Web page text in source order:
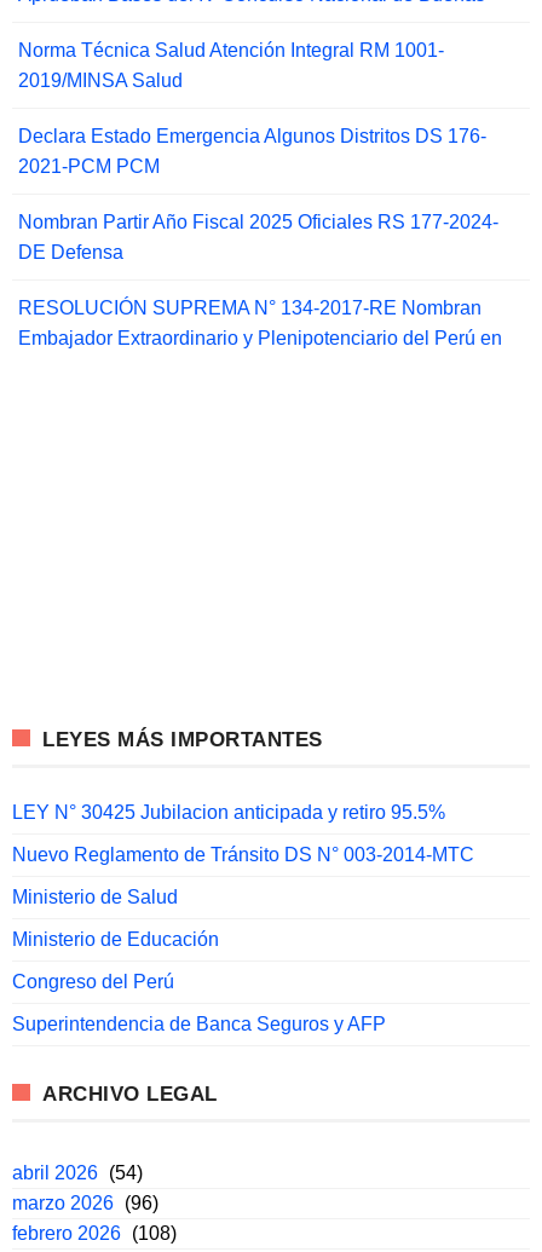
Norma Técnica Salud Atención Integral RM 1001-
2019/MINSA Salud
Declara Estado Emergencia Algunos Distritos DS 176-
2021-PCM PCM
Nombran Partir Año Fiscal 2025 Oficiales RS 177-2024-
DE Defensa
RESOLUCIÓN SUPREMA N° 134-2017-RE Nombran
Embajador Extraordinario y Plenipotenciario del Perú en
LEYES MÁS IMPORTANTES
LEY N° 30425 Jubilacion anticipada y retiro 95.5%
Nuevo Reglamento de Tránsito DS N° 003-2014-MTC
Ministerio de Salud
Ministerio de Educación
Congreso del Perú
Superintendencia de Banca Seguros y AFP
ARCHIVO LEGAL
abril 2026 (54)
marzo 2026 (96)
febrero 2026 (108)